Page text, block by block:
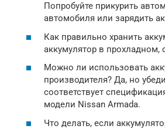
Попробуйте прикурить
автомобиля или зарядить
Как правильно хранить
аккумулятор в прохладном,
Можно ли использовать
производителя? Да, но
соответствует
модели Nissan Armada.
Что делать, если